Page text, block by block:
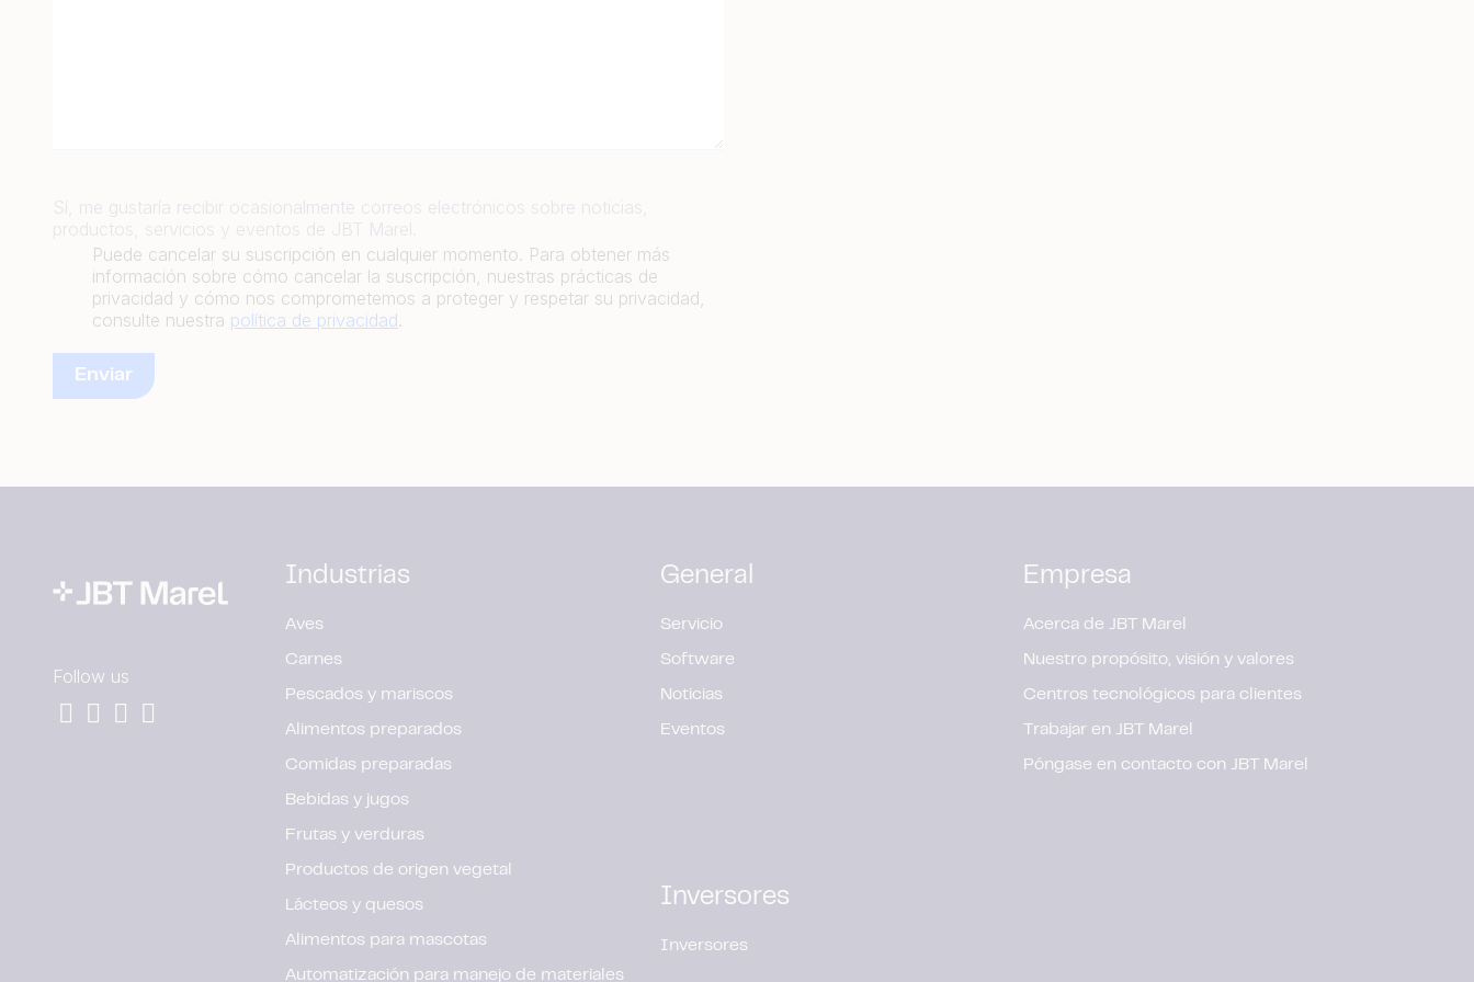
Puede cancelar su suscripción en cualquier momento. Para obtener más
información sobre cómo cancelar la suscripción, nuestras prácticas de
privacidad y cómo nos comprometemos a proteger y respetar su privacidad,
consulte nuestra política de privacidad.
Follow us
Industrias
Aves
Carnes
Pescados y mariscos
Alimentos preparados
Comidas preparadas
Bebidas y jugos
Frutas y verduras
Productos de origen vegetal
Lácteos y quesos
Alimentos para mascotas
Automatización para manejo de materiales
General
Servicio
Software
Noticias
Eventos
Empresa
Acerca de JBT Marel
Nuestro propósito, visión y valores
Centros tecnológicos para clientes
Trabajar en JBT Marel
Póngase en contacto con JBT Marel
Inversores
Inversores